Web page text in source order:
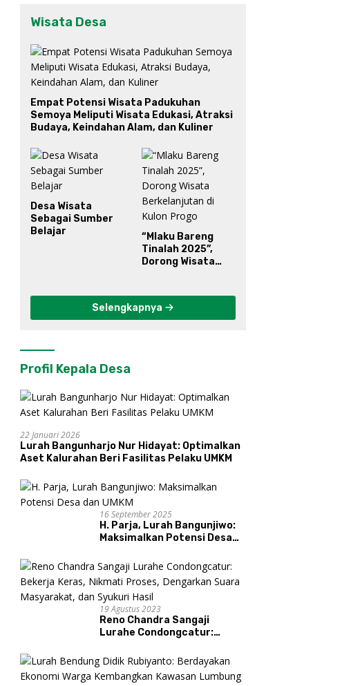
Wisata Desa
Empat Potensi Wisata Padukuhan
Semoya Meliputi Wisata Edukasi, Atraksi
Budaya, Keindahan Alam, dan Kuliner
Desa Wisata
Sebagai Sumber
Belajar
“Mlaku Bareng
Tinalah 2025”,
Dorong Wisata
Selengkapnya
Profil Kepala Desa
22 Januari 2026
Lurah Bangunharjo Nur Hidayat: Optimalkan
Aset Kalurahan Beri Fasilitas Pelaku UMKM
16 September 2025
H. Parja, Lurah Bangunjiwo:
Maksimalkan Potensi Desa
19 Agustus 2023
Reno Chandra Sangaji
Lurahe Condongcatur:
Proses, Dengarkan Suara
Masyarakat, dan Syukuri
Hasil